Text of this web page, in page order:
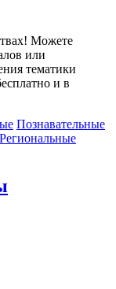
Можете
или
тематики
и в
Познавательные
Региональные